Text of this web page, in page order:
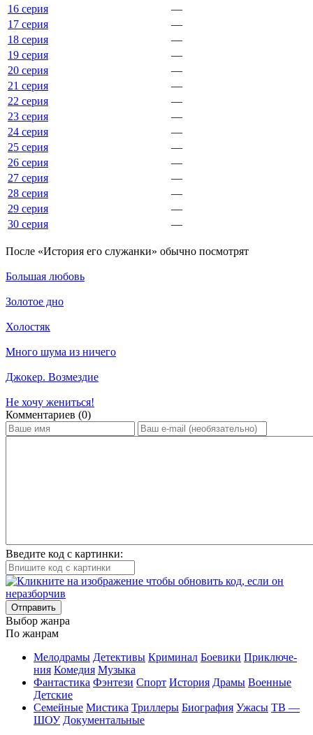
16 серия
—
17 серия
—
18 серия
—
19 серия
—
20 серия
—
21 серия
—
22 серия
—
23 серия
—
24 серия
—
25 серия
—
26 серия
—
27 серия
—
28 серия
—
29 серия
—
30 серия
—
По­сле «История его служанки» обыч­но по­смот­рят
Большая любовь
Золотое дно
Холостяк
Много шума из ничего
Джокер. Возмездие
Не хочу жениться!
Ком­мен­та­ри­ев (0)
Введите код с картинки:
Отправить
Вы­бор жан­ра
По жан­рам
Ме­ло­дра­мы Де­тек­ти­вы Кри­ми­нал Бое­ви­ки При­клю­че­
ния Ко­ме­дия Му­зы­ка
Фан­та­сти­ка Фэн­те­зи Спорт Ис­то­рия Дра­мы Во­ен­ные
Дет­ские
Се­мей­ные Мис­ти­ка Трил­ле­ры Био­гра­фия Ужа­сы ТВ —
ШОУ До­ку­мен­таль­ные